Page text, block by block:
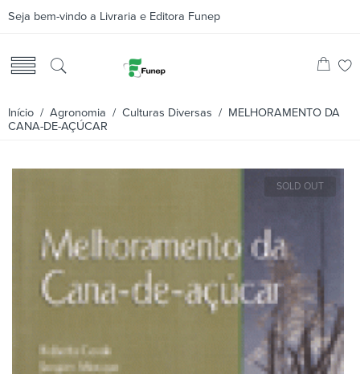
Seja bem-vindo a Livraria e Editora Funep
Início / Agronomia / Culturas Diversas / MELHORAMENTO DA
CANA-DE-AÇÚCAR
SOLD OUT